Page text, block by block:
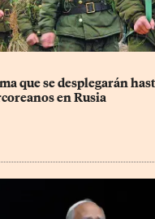
que se desplegarán
en Rusia